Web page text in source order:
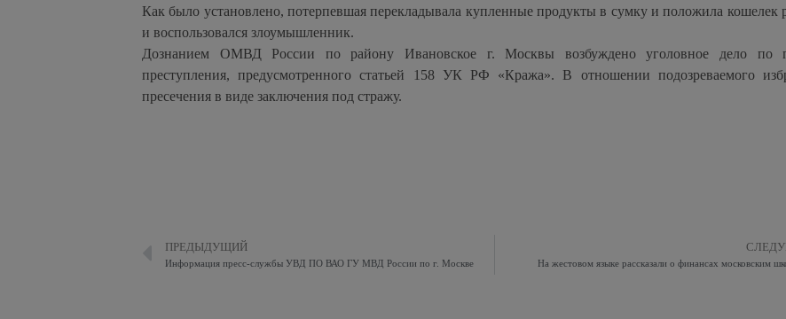
Как было установлено, потерпевшая перекладывала купленные продукты в сумку и положила кошелек
и воспользовался злоумышленник.
Дознанием ОМВД России по району Ивановское г. Москвы возбуждено уголовное дело по
преступления, предусмотренного статьей 158 УК РФ «Кража». В отношении подозреваемого
пресечения в виде заключения под стражу.
ПРЕДЫДУЩИЙ
Информация пресс-службы УВД ПО ВАО ГУ МВД России по г. Москве На жестовом языке рассказали о финансах московским